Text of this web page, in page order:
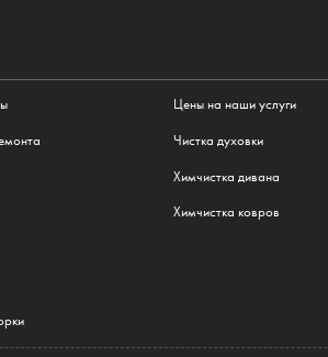
Цены на наши услуги
Чистка духовки
Химчистка дивана
Химчистка ковров